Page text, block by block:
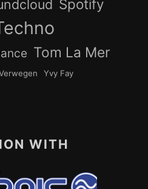
Spotify
Tom La Mer
Yvy Fay
WITH